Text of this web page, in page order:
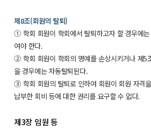
제8조(회원의 탈퇴)
① 학회 회원이 학회에서 탈퇴하고자 할 경우에
여야 한다.
② 학회 회원이 학회의 명예를 손상시키거나 제5
을 경우에는 자동탈퇴된다.
③ 학회 회원의 탈퇴로 인하여 회원이 회원 자격
납부한 회비 등에 대한 권리를 요구할 수 없다.
제3장 임원 등